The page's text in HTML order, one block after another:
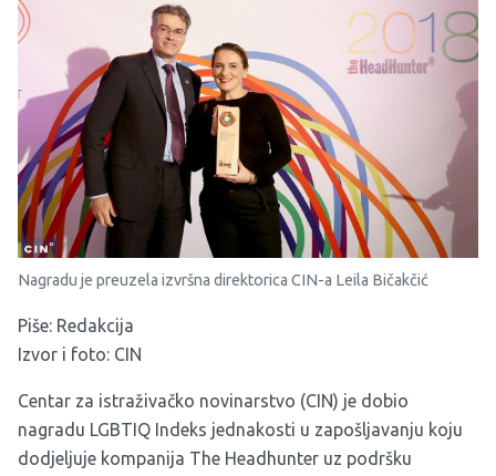
Nagradu je preuzela izvršna direktorica CIN-a Leila Bičakčić
Piše: Redakcija
Izvor i foto: CIN
Centar za istraživačko novinarstvo (CIN) je dobio
nagradu LGBTIQ Indeks jednakosti u zapošljavanju koju
dodjeljuje kompanija The Headhunter uz podršku